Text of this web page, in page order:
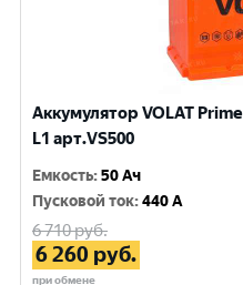
Аккумулятор VOLAT
L1 арт.VS500
Емкость:50 Ач
Пусковой ток:440 A
6 710руб.
6 260 руб.
при обмене